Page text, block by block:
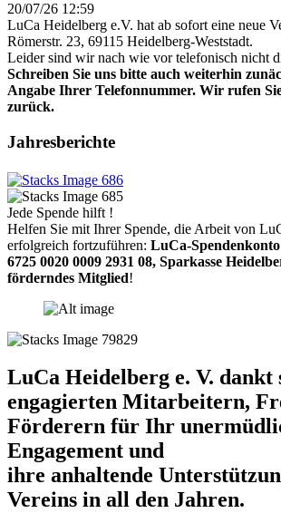
20/07/26 12:59
LuCa Heidelberg e.V. hat ab sofort eine neue
Römerstr. 23, 69115 Heidelberg-Weststadt.
Leider sind wir nach wie vor telefonisch nicht
Schreiben Sie uns bitte auch weiterhin
Angabe Ihrer Telefonnummer. Wir rufen
zurück.
Jahresberichte
Jede Spende hilft !
Helfen Sie mit Ihrer Spende, die Arbeit von
erfolgreich fortzuführen: LuCa-
6725 0020 0009 2931 08, Sparkasse
förderndes Mitglied!
LuCa Heidelberg e. V. dankt
engagierten Mitarbeitern,
Förderern für Ihr
Engagement und
ihre anhaltende
Vereins in all den Jahren.